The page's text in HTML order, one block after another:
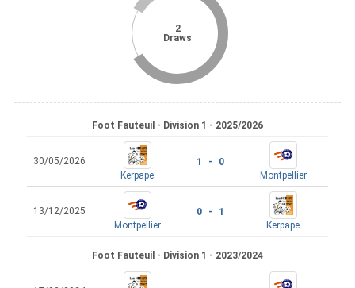
2
Draws
Foot Fauteuil - Division 1 - 2025/2026
30/05/2026
Kerpape
1 - 0
Montpellier
13/12/2025
Montpellier
0 - 1
Kerpape
Foot Fauteuil - Division 1 - 2023/2024